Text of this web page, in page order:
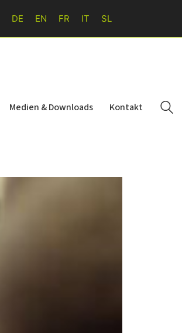
DE EN FR IT SL
Medien & Downloads Kontakt